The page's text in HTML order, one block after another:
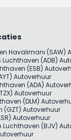
Havalimanı (SAW)
(ADB)
(ESB)
Autoverhuur
(ADA)
Autoverhuur
(DLM)
(GZT) Autoverhuur
Autoverhuur
(BJV)